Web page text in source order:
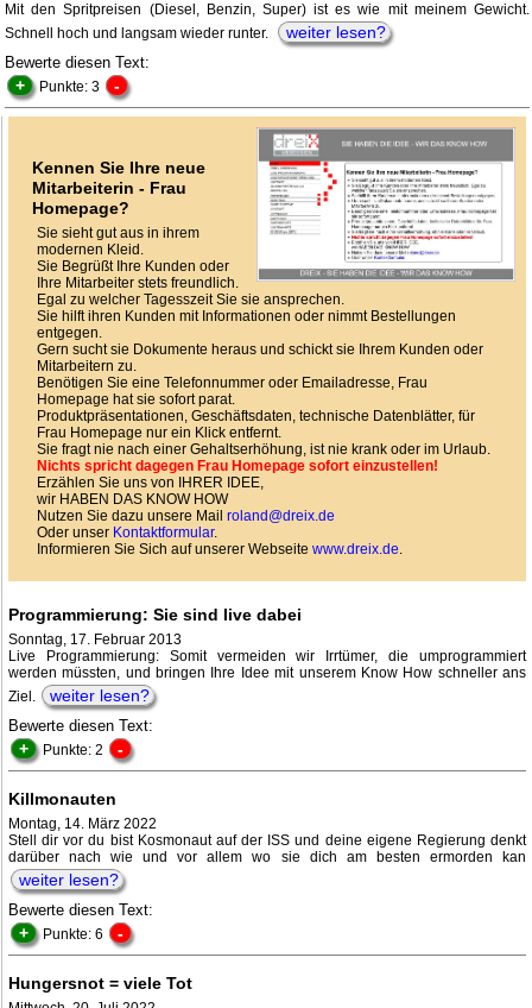
Mit den Spritpreisen (Diesel, Benzin, Super) ist es wie mit meinem Gewicht.
Schnell hoch und langsam wieder runter.
weiter lesen?
Bewerte diesen Text:
+ Punkte: 3 -
Kennen Sie Ihre neue
Mitarbeiterin - Frau
Homepage?
Sie sieht gut aus in ihrem
modernen Kleid.
Sie Begrüßt Ihre Kunden oder
Ihre Mitarbeiter stets freundlich.
Egal zu welcher Tagesszeit Sie sie ansprechen.
Sie hilft ihren Kunden mit Informationen oder nimmt Bestellungen
entgegen.
Gern sucht sie Dokumente heraus und schickt sie Ihrem Kunden oder
Mitarbeitern zu.
Benötigen Sie eine Telefonnummer oder Emailadresse, Frau
Homepage hat sie sofort parat.
Produktpräsentationen, Geschäftsdaten, technische Datenblätter, für
Frau Homepage nur ein Klick entfernt.
Sie fragt nie nach einer Gehaltserhöhung, ist nie krank oder im Urlaub.
Nichts spricht dagegen Frau Homepage sofort einzustellen!
Erzählen Sie uns von IHRER IDEE,
wir HABEN DAS KNOW HOW
Nutzen Sie dazu unsere Mail roland@dreix.de
Oder unser Kontaktformular.
Informieren Sie Sich auf unserer Webseite www.dreix.de.
Programmierung: Sie sind live dabei
Sonntag, 17. Februar 2013
Live Programmierung: Somit vermeiden wir Irrtümer, die umprogrammiert
werden müssten, und bringen Ihre Idee mit unserem Know How schneller ans
Ziel.
weiter lesen?
Bewerte diesen Text:
+ Punkte: 2 -
Killmonauten
Montag, 14. März 2022
Stell dir vor du bist Kosmonaut auf der ISS und deine eigene Regierung denkt
darüber nach wie und vor allem wo sie dich am besten ermorden kan
weiter lesen?
Bewerte diesen Text:
+ Punkte: 6 -
Hungersnot = viele Tot